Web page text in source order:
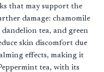
that may support the
damage: chamomile
tea, and green
skin discomfort due
effects, making it
tea, with its